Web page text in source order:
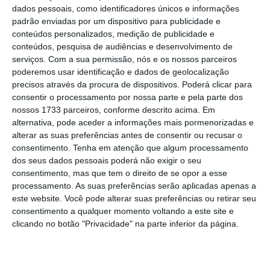
dados pessoais, como identificadores únicos e informações
padrão enviadas por um dispositivo para publicidade e
conteúdos personalizados, medição de publicidade e
conteúdos, pesquisa de audiências e desenvolvimento de
serviços. Com a sua permissão, nós e os nossos parceiros
poderemos usar identificação e dados de geolocalização
precisos através da procura de dispositivos. Poderá clicar para
consentir o processamento por nossa parte e pela parte dos
nossos 1733 parceiros, conforme descrito acima. Em
alternativa, pode aceder a informações mais pormenorizadas e
alterar as suas preferências antes de consentir ou recusar o
consentimento. Tenha em atenção que algum processamento
dos seus dados pessoais poderá não exigir o seu
consentimento, mas que tem o direito de se opor a esse
processamento. As suas preferências serão aplicadas apenas a
este website. Você pode alterar suas preferências ou retirar seu
consentimento a qualquer momento voltando a este site e
clicando no botão "Privacidade" na parte inferior da página.
Com mais 150 freguesias, adicionam-se encargos à
máquina do Estado, das infraestruturas aos
vencimentos, que chegam a 3.000 euros mensais
para um presidente. Mas as populações ganham
proximidade.
Ver Descodificador
Quando e como serão criadas as novas freguesias?
Quanto ganham os eleitos nas freguesias?
Quantas freguesias teremos a mais em 2025?
Que razões impediram a independência de quase 150
freguesias?